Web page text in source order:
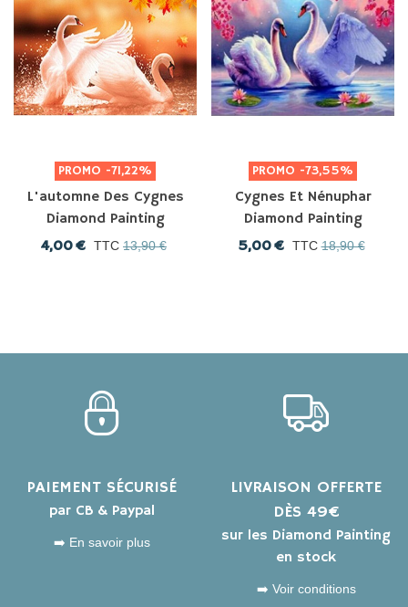
PROMO -71,22%
L'automne Des Cygnes
Diamond Painting
4,00 € TTC 13,90 €
PROMO -73,55%
Cygnes Et Nénuphar
Diamond Painting
5,00 € TTC 18,90 €
PAIEMENT SÉCURISÉ
par CB & Paypal
➡️ En savoir plus
LIVRAISON OFFERTE
DÈS 49€
sur les Diamond Painting
en stock
➡️ Voir conditions